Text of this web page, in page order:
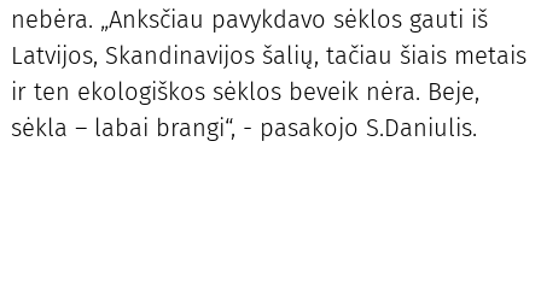
nebėra. „Anksčiau pavykdavo sėklos gauti iš
Latvijos, Skandinavijos šalių, tačiau šiais metais
ir ten ekologiškos sėklos beveik nėra. Beje,
sėkla – labai brangi“, - pasakojo S.Daniulis.